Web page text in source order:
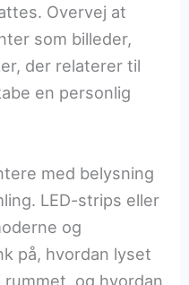
Overvej at
som billeder,
der relaterer til
en personlig
med belysning
LED-strips eller
og
på, hvordan lyset
og hvordan